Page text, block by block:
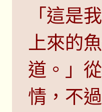
「這是
上來的
道。」
情，不